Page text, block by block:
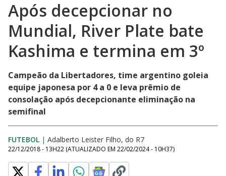
Após decepcionar no
Mundial, River Plate bate
Kashima e termina em 3º
Campeão da Libertadores, time argentino goleia
equipe japonesa por 4 a 0 e leva prêmio de
consolação após decepcionante eliminação na
semifinal
FUTEBOL | Adalberto Leister Filho, do R7
22/12/2018 - 13H22 (ATUALIZADO EM 22/02/2024 - 10H37)